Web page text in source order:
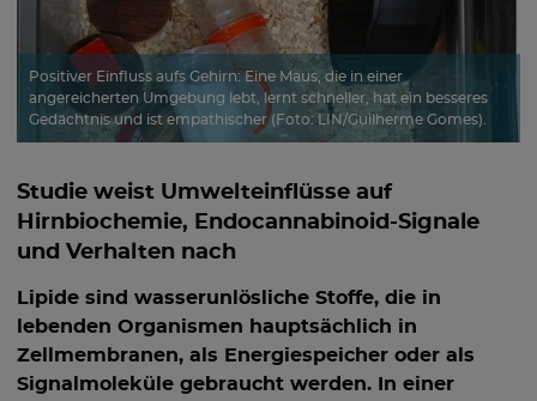
Positiver Einfluss aufs Gehirn: Eine Maus, die in einer
angereicherten Umgebung lebt, lernt schneller, hat ein besseres
Gedächtnis und ist empathischer (Foto: LIN/Guilherme Gomes).
Studie weist Umwelteinflüsse auf
Hirnbiochemie, Endocannabinoid-Signale
und Verhalten nach
Lipide sind wasserunlösliche Stoffe, die in
lebenden Organismen hauptsächlich in
Zellmembranen, als Energiespeicher oder als
Signalmoleküle gebraucht werden. In einer